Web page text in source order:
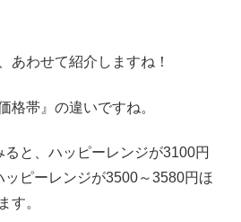
あわせて紹介しますね！
格帯』の違いですね。
と、ハッピーレンジが3100円
ッピーレンジが3500～3580円ほ
す。